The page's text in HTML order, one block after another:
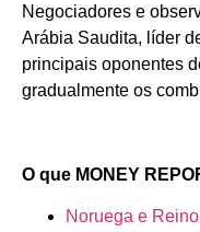
Negociadores e
Arábia Saudita, líder
principais oponentes
gradualmente os
O que MONEY
Noruega e